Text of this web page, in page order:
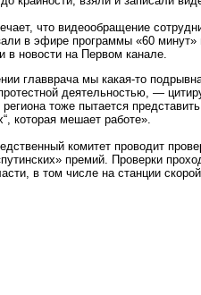
что видеообращение
в эфире программы «60
в новости на Первом канале.
главврача мы какая-то
деятельностью, —
тоже пытается представить
которая мешает работе».
комитет проводит
премий. Проверки
в том числе на станции